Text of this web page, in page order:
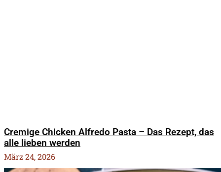
Cremige Chicken Alfredo Pasta – Das Rezept, das
alle lieben werden
März 24, 2026